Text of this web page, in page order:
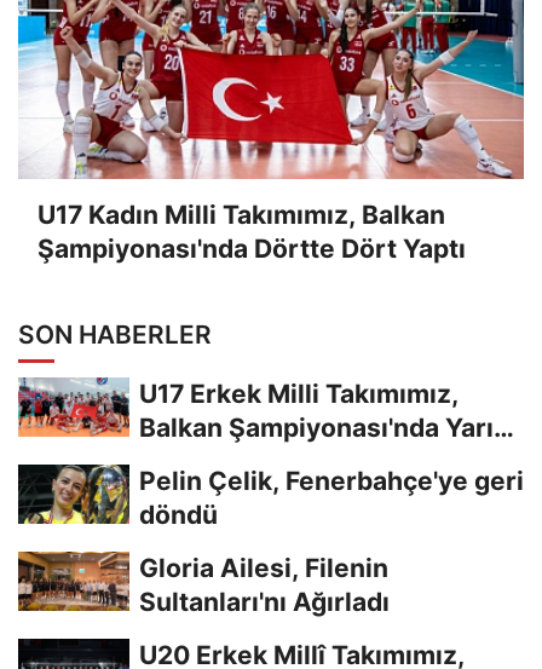
U17 Kadın Milli Takımımız, Balkan
Şampiyonası'nda Dörtte Dört Yaptı
SON HABERLER
U17 Erkek Milli Takımımız,
Balkan Şampiyonası'nda Yarı
Pelin Çelik, Fenerbahçe'ye geri
döndü
Gloria Ailesi, Filenin
Sultanları'nı Ağırladı
U20 Erkek Millî Takımımız,